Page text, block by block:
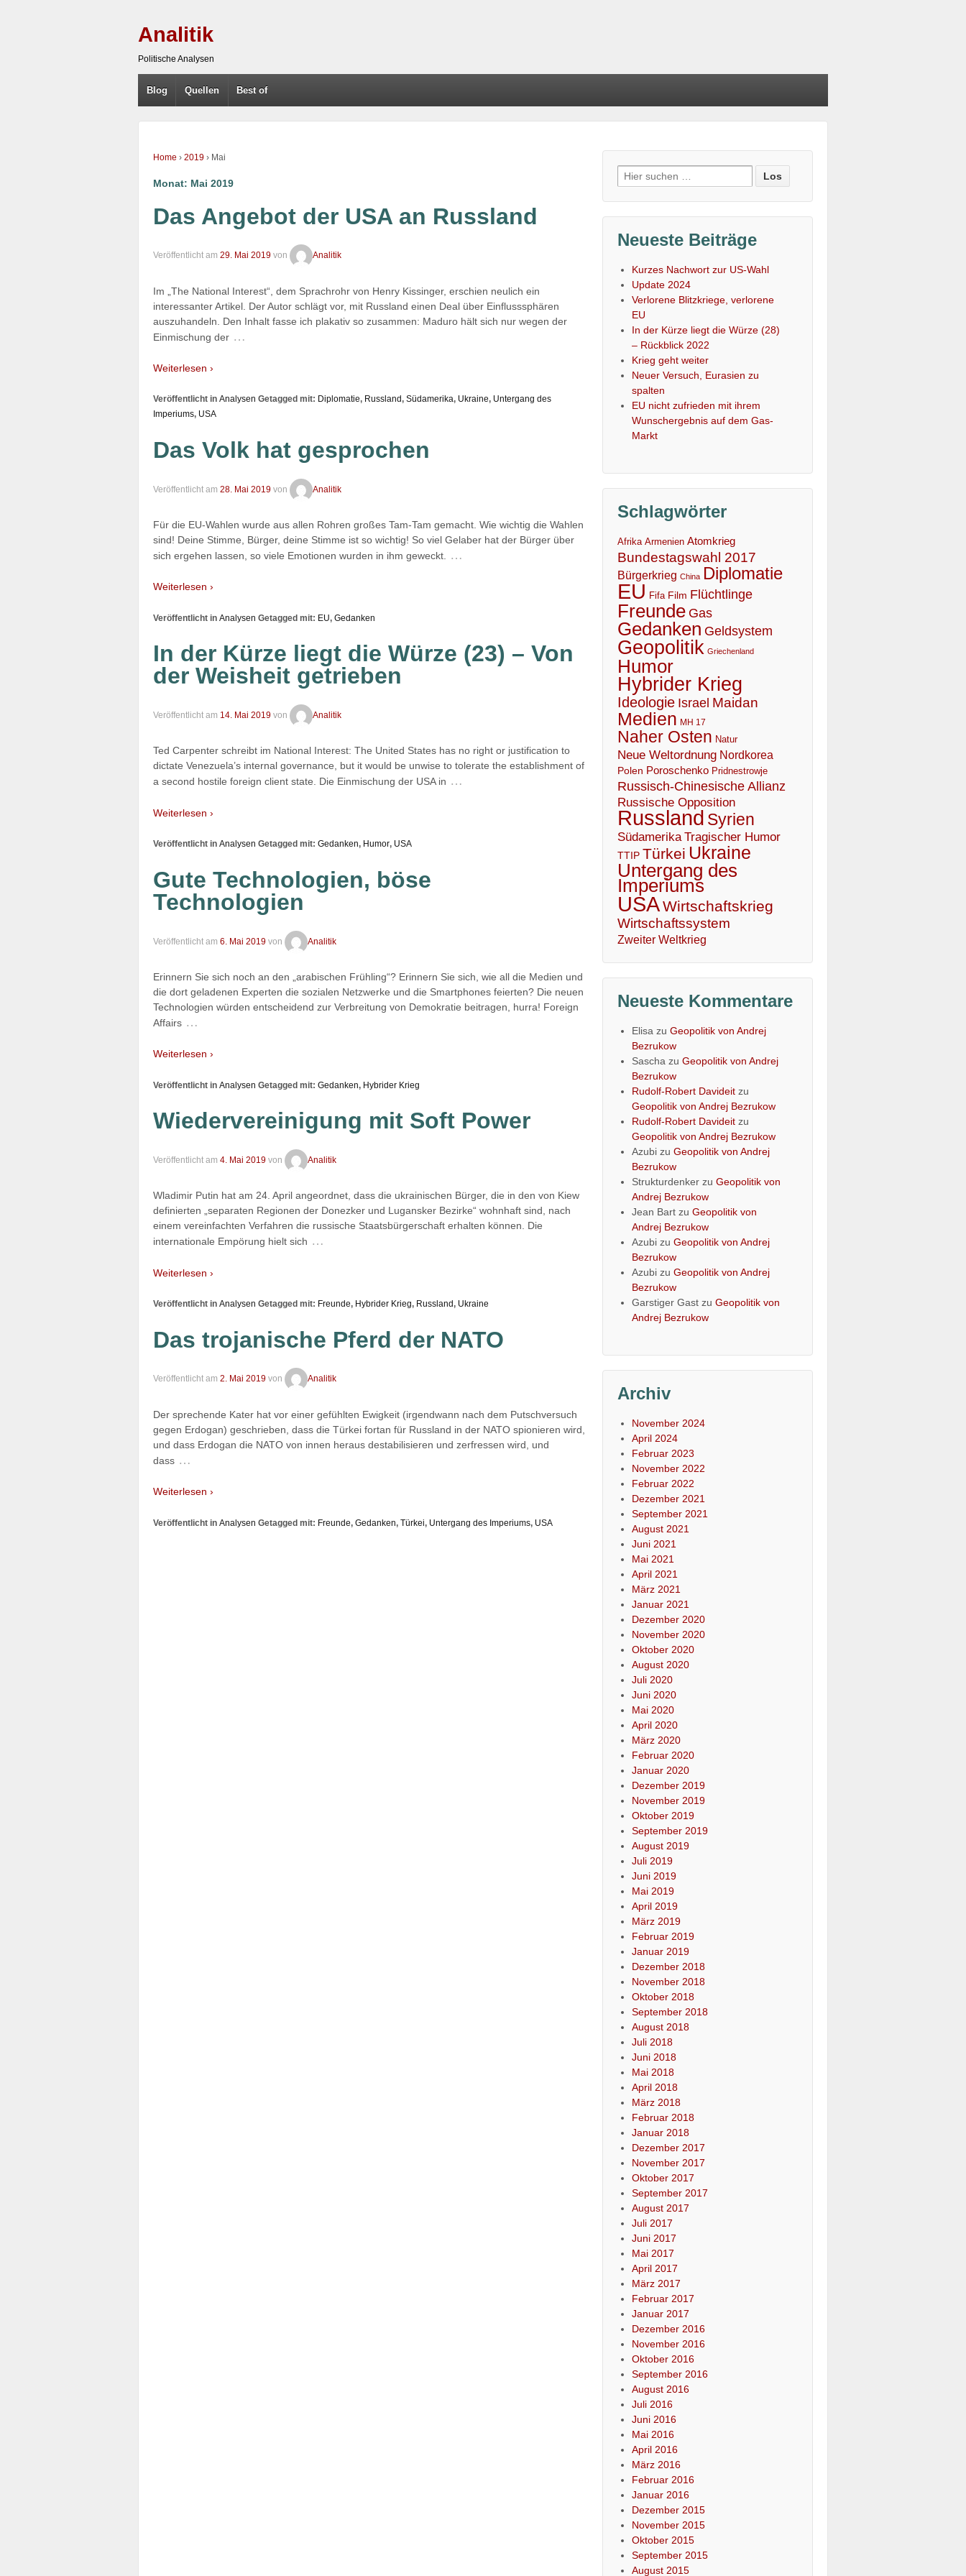
Analitik
Politische Analysen
Blog Quellen Best of
Home › 2019 › Mai
Monat: Mai 2019
Das Angebot der USA an Russland
Veröffentlicht am 29. Mai 2019 von Analitik
Im „The National Interest“, dem Sprachrohr von Henry Kissinger, erschien neulich ein
interessanter Artikel. Der Autor schlägt vor, mit Russland einen Deal über Einflusssphären
auszuhandeln. Den Inhalt fasse ich plakativ so zusammen: Maduro hält sich nur wegen der
Einmischung der …
Weiterlesen ›
Veröffentlicht in Analysen Getagged mit: Diplomatie, Russland, Südamerika, Ukraine, Untergang des
Imperiums, USA
Das Volk hat gesprochen
Veröffentlicht am 28. Mai 2019 von Analitik
Für die EU-Wahlen wurde aus allen Rohren großes Tam-Tam gemacht. Wie wichtig die Wahlen
sind! Deine Stimme, Bürger, deine Stimme ist so wichtig! So viel Gelaber hat der Bürger über
sich ergehen lassen, so viele Emotionen wurden in ihm geweckt.
…
Weiterlesen ›
Veröffentlicht in Analysen Getagged mit: EU, Gedanken
In der Kürze liegt die Würze (23) – Von
der Weisheit getrieben
Veröffentlicht am 14. Mai 2019 von Analitik
Ted Carpenter schreibt im National Interest: The United States has no right or justification to
dictate Venezuela’s internal governance, but it would be unwise to tolerate the establishment of
a second hostile foreign client state. Die Einmischung der USA in …
Weiterlesen ›
Veröffentlicht in Analysen Getagged mit: Gedanken, Humor, USA
Gute Technologien, böse
Technologien
Veröffentlicht am 6. Mai 2019 von Analitik
Erinnern Sie sich noch an den „arabischen Frühling“? Erinnern Sie sich, wie all die Medien und
die dort geladenen Experten die sozialen Netzwerke und die Smartphones feierten? Die neuen
Technologien würden entscheidend zur Verbreitung von Demokratie beitragen, hurra! Foreign
Affairs …
Weiterlesen ›
Veröffentlicht in Analysen Getagged mit: Gedanken, Hybrider Krieg
Wiedervereinigung mit Soft Power
Veröffentlicht am 4. Mai 2019 von Analitik
Wladimir Putin hat am 24. April angeordnet, dass die ukrainischen Bürger, die in den von Kiew
definierten „separaten Regionen der Donezker und Lugansker Bezirke“ wohnhaft sind, nach
einem vereinfachten Verfahren die russische Staatsbürgerschaft erhalten können. Die
internationale Empörung hielt sich …
Weiterlesen ›
Veröffentlicht in Analysen Getagged mit: Freunde, Hybrider Krieg, Russland, Ukraine
Das trojanische Pferd der NATO
Veröffentlicht am 2. Mai 2019 von Analitik
Der sprechende Kater hat vor einer gefühlten Ewigkeit (irgendwann nach dem Putschversuch
gegen Erdogan) geschrieben, dass die Türkei fortan für Russland in der NATO spionieren wird,
und dass Erdogan die NATO von innen heraus destabilisieren und zerfressen wird, und
dass …
Weiterlesen ›
Veröffentlicht in Analysen Getagged mit: Freunde, Gedanken, Türkei, Untergang des Imperiums, USA
Suche
nach:
Neueste Beiträge
Kurzes Nachwort zur US-Wahl
Update 2024
Verlorene Blitzkriege, verlorene
EU
In der Kürze liegt die Würze (28)
– Rückblick 2022
Krieg geht weiter
Neuer Versuch, Eurasien zu
spalten
EU nicht zufrieden mit ihrem
Wunschergebnis auf dem Gas-
Markt
Schlagwörter
Afrika Armenien Atomkrieg
Bundestagswahl 2017
Bürgerkrieg China Diplomatie
EU Fifa Film Flüchtlinge
Freunde Gas
Gedanken Geldsystem
Geopolitik Griechenland
Humor
Hybrider Krieg
Ideologie Israel Maidan
Medien MH 17
Naher Osten Natur
Neue Weltordnung Nordkorea
Polen Poroschenko Pridnestrowje
Russisch-Chinesische Allianz
Russische Opposition
Russland Syrien
Südamerika Tragischer Humor
TTIP Türkei Ukraine
Untergang des
Imperiums
USAWirtschaftskrieg
Wirtschaftssystem
Zweiter Weltkrieg
Neueste Kommentare
Elisa zuGeopolitik von Andrej
Bezrukow
Sascha zuGeopolitik von Andrej
Bezrukow
Rudolf-Robert Davideit zu
Geopolitik von Andrej Bezrukow
Rudolf-Robert Davideit zu
Geopolitik von Andrej Bezrukow
Azubi zuGeopolitik von Andrej
Bezrukow
Strukturdenker zuGeopolitik von
Andrej Bezrukow
Jean Bart zuGeopolitik von
Andrej Bezrukow
Azubi zuGeopolitik von Andrej
Bezrukow
Azubi zuGeopolitik von Andrej
Bezrukow
Garstiger Gast zuGeopolitik von
Andrej Bezrukow
Archiv
November 2024
April 2024
Februar 2023
November 2022
Februar 2022
Dezember 2021
September 2021
August 2021
Juni 2021
Mai 2021
April 2021
März 2021
Januar 2021
Dezember 2020
November 2020
Oktober 2020
August 2020
Juli 2020
Juni 2020
Mai 2020
April 2020
März 2020
Februar 2020
Januar 2020
Dezember 2019
November 2019
Oktober 2019
September 2019
August 2019
Juli 2019
Juni 2019
Mai 2019
April 2019
März 2019
Februar 2019
Januar 2019
Dezember 2018
November 2018
Oktober 2018
September 2018
August 2018
Juli 2018
Juni 2018
Mai 2018
April 2018
März 2018
Februar 2018
Januar 2018
Dezember 2017
November 2017
Oktober 2017
September 2017
August 2017
Juli 2017
Juni 2017
Mai 2017
April 2017
März 2017
Februar 2017
Januar 2017
Dezember 2016
November 2016
Oktober 2016
September 2016
August 2016
Juli 2016
Juni 2016
Mai 2016
April 2016
März 2016
Februar 2016
Januar 2016
Dezember 2015
November 2015
Oktober 2015
September 2015
August 2015